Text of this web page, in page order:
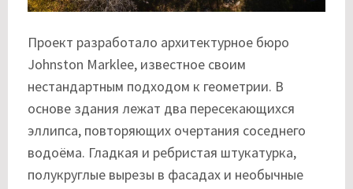
Проект разработало архитектурное бюро
Johnston Marklee, известное своим
нестандартным подходом к геометрии. В
основе здания лежат два пересекающихся
эллипса, повторяющих очертания соседнего
водоёма. Гладкая и ребристая штукатурка,
полукруглые вырезы в фасадах и необычные